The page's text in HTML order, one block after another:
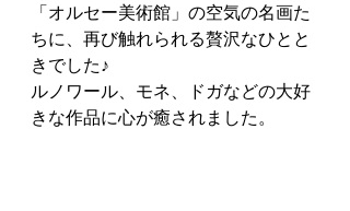
「オルセー美術館」の空気の名画た
ちに、再び触れられる贅沢なひとと
きでした♪
ルノワール、モネ、ドガなどの大好
きな作品に心が癒されました。